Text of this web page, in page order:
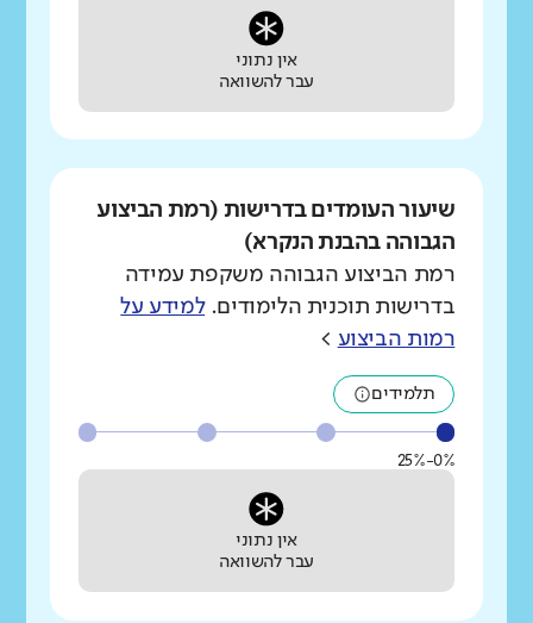
אין נתוני
עבר להשוואה
שיעור העומדים בדרישות (רמת הביצוע
הגבוהה בהבנת הנקרא)
רמת הביצוע הגבוהה משקפת עמידה
בדרישות תוכנית הלימודים.למידע על
רמות הביצוע >
תלמידים
0%-25%
אין נתוני
עבר להשוואה